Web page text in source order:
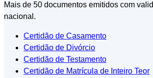
Mais de 50 documentos emitidos com
nacional.
Certidão de Casamento
Certidão de Divórcio
Certidão de Testamento
Certidão de Matrícula de Inteiro Teor